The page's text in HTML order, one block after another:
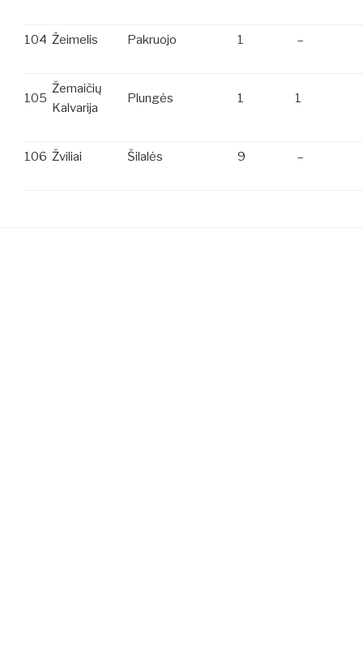
104 Žeimelis Pakruojo 1 –
105
Žemaičių
Kalvarija
Plungės 1 1
106 Žviliai Šilalės 9 –